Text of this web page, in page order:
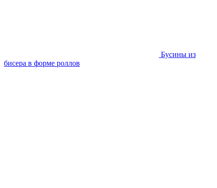
Бусины из
бисера в форме роллов